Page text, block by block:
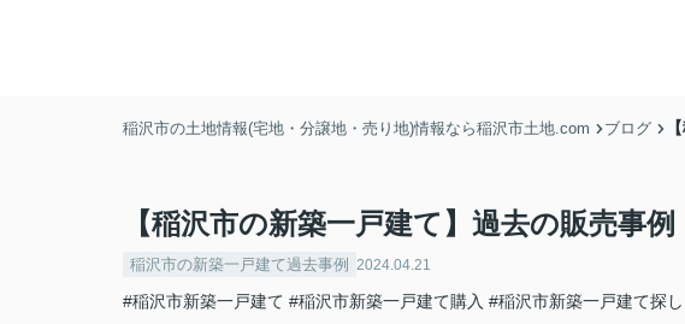
稲沢市の土地情報(宅地・分譲地・売り地)情報なら稲沢市土地.com ブログ
【稲沢市の新築一戸建て】過去の販売事例
稲沢市の新築一戸建て過去事例 2024.04.21
#稲沢市新築一戸建て #稲沢市新築一戸建て購入 #稲沢市新築一戸建て探し